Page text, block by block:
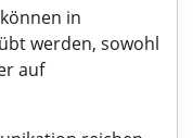
in
werden, sowohl
auf